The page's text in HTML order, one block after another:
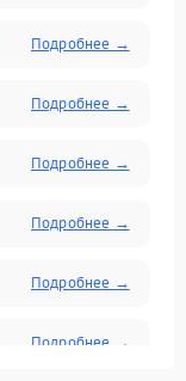
и другие
Подробнее →
Подробнее →
Подробнее →
Подробнее →
Подробнее →
Подробнее →